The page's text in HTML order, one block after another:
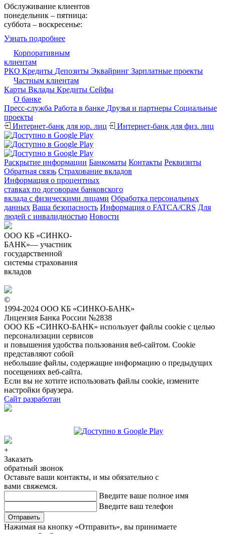
Обслуживание клиентов
понедельник – пятница:
суббота – воскресенье:
Узнать подробнее
Корпоративным
клиентам
РКО Кредиты Депозиты Эквайринг Зарплатные проекты
Частным клиентам
Карты Вклады Кредиты Сейфы
О банке
Пресс-служба Работа в банке Друзья и партнеры Cоциальные
проекты
Интернет-банк для юр. лиц
Интернет-банк для физ. лиц
Раскрытие информации Банкоматы Контакты Реквизиты
Обратная связь Страхование вкладов
Информация о процентных
ставках по договорам банковского
вклада с физическими лицами Обработка персональных
данных Ваша безопасность Информация о FATCA/CRS Для
людей с инвалидностью Новости
ООО КБ «СИНКО-
БАНК»— участник
государственной
системы страхования
вкладов
©
1994-2024 ООО КБ «СИНКО-БАНК»
Лицензия Банка России №2838
ООО КБ «СИНКО-БАНК» использует файлы cookie с целью
персонализации сервисов
и повышения удобства пользования веб-сайтом. Cookie
представляют собой
небольшие файлы, содержащие информацию о предыдущих
посещениях веб-сайта.
Если вы не хотите использовать файлы cookie, измените
настройки браузера.
Сайт разработан
+
Заказать
обратный звонок
Оставьте ваши контакты, и мы обязательно с
вами свяжемся.
Введите ваше полное имя
Введите ваш телефон
Отправить
Нажимая на кнопку «Отправить», вы принимаете